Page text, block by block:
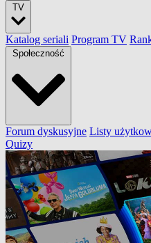
TV
Katalog seriali Program TV
Społeczność
Forum dyskusyjne Listy
Quizy